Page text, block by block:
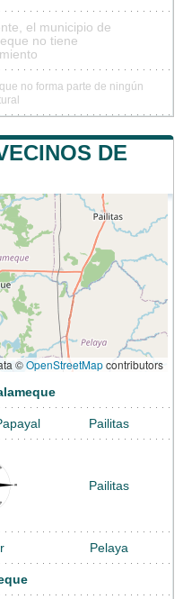
el municipio de
no tiene
no forma parte de ningún
DE
©OpenStreetMapcontributors
Pailitas
Pailitas
Pelaya